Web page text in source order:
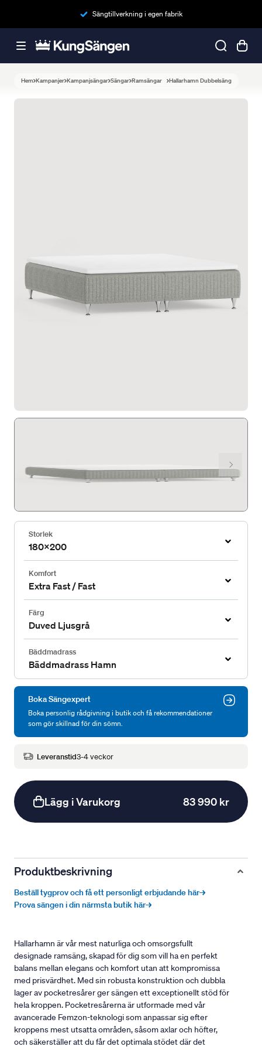
Sängtillverkning i egen fabrik
Hem Kampanjer Kampanjsängar Sängar Ramsängar Hallarhamn Dubbelsäng
Storlek
180x200
Komfort
Extra Fast / Fast
Färg
Duved Ljusgrå
Bäddmadrass
Bäddmadrass Hamn
Boka Sängexpert
Boka personlig rådgivning i butik och få rekommendationer
som gör skillnad för din sömn.
Leveranstid3-4 veckor
Lägg i Varukorg 83 990 kr
Produktbeskrivning
Beställ tygprov och få ett personligt erbjudande här→
Prova sängen i din närmsta butik här→
Hallarhamn är vår mest naturliga och omsorgsfullt
designade ramsäng, skapad för dig som vill ha en perfekt
balans mellan elegans och komfort utan att kompromissa
med prisvärdhet. Med sin robusta konstruktion och dubbla
lager av pocketresårer ger sängen ett exceptionellt stöd för
hela kroppen. Pocketresårerna är utformade med vår
avancerade Femzon-teknologi som anpassar sig efter
kroppens mest utsatta områden, såsom axlar och höfter,
och säkerställer att du får det optimala stödet där det